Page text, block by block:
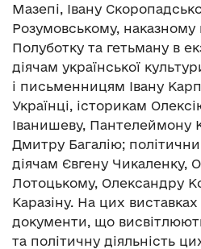
Мазепі, Івану
Розумовському, наказному
Полуботку та гетьману в
діячам української
і письменницям Івану
Українці, історикам
Іванишеву, Пантелеймону
Дмитру Багалію;
діячам Євгену Чикаленку,
Лотоцькому, Олександру
Каразіну. На цих
документи, що
та політичну діяльність